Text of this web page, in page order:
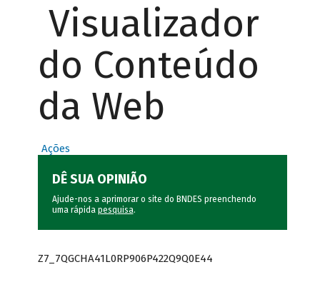
Visualizador
do Conteúdo
da Web
Ações
DÊ SUA OPINIÃO
Ajude-nos a aprimorar o site do BNDES preenchendo
uma rápida pesquisa.
Z7_7QGCHA41L0RP906P422Q9Q0E44